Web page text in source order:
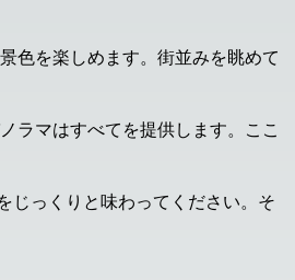
色を楽しめます。街並みを眺めて
ラマはすべてを提供します。ここ
じっくりと味わってください。そ